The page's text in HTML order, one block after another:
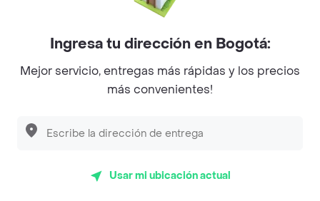
Frisby - Pollo - Riomar Menú a
Domicilio
Horarios de Apertura y Cierre
Ingresa tu dirección en Bogotá:
Mejor servicio, entregas más rápidas y los precios
más convenientes!
Usar mi ubicación actual